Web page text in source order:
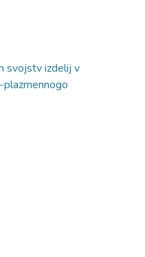
svojstv izdelij v
plazmennogo